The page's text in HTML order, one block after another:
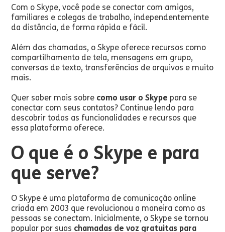
Com o Skype, você pode se conectar com amigos,
familiares e colegas de trabalho, independentemente
da distância, de forma rápida e fácil.
Além das chamadas, o Skype oferece recursos como
compartilhamento de tela, mensagens em grupo,
conversas de texto, transferências de arquivos e muito
mais.
Quer saber mais sobre como usar o Skype para se
conectar com seus contatos? Continue lendo para
descobrir todas as funcionalidades e recursos que
essa plataforma oferece.
O que é o Skype e para
que serve?
O Skype é uma plataforma de comunicação online
criada em 2003 que revolucionou a maneira como as
pessoas se conectam. Inicialmente, o Skype se tornou
popular por suas chamadas de voz gratuitas para